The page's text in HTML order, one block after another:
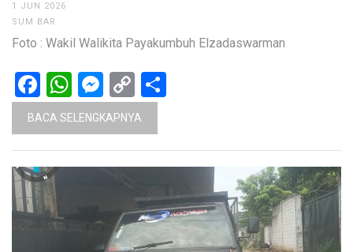
1 JUN 2026
SUM BAR
Foto : Wakil Walikita Payakumbuh Elzadaswarman
Facebook
WhatsApp
Messenger
Copy
Link
BACA SELENGKAPNYA